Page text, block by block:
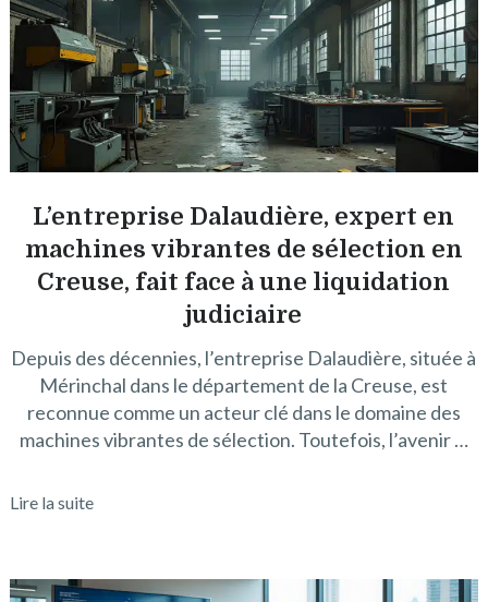
L’entreprise Dalaudière, expert en
machines vibrantes de sélection en
Creuse, fait face à une liquidation
judiciaire
Depuis des décennies, l’entreprise Dalaudière, située à
Mérinchal dans le département de la Creuse, est
reconnue comme un acteur clé dans le domaine des
machines vibrantes de sélection. Toutefois, l’avenir …
Lire la suite